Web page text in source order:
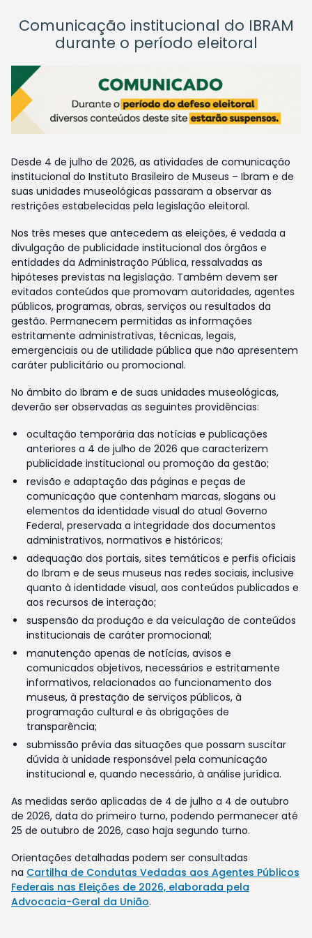
Comunicação institucional do IBRAM
durante o período eleitoral
Desde 4 de julho de 2026, as atividades de comunicação
institucional do Instituto Brasileiro de Museus – Ibram e de
suas unidades museológicas passaram a observar as
restrições estabelecidas pela legislação eleitoral.
Nos três meses que antecedem as eleições, é vedada a
divulgação de publicidade institucional dos órgãos e
entidades da Administração Pública, ressalvadas as
hipóteses previstas na legislação. Também devem ser
evitados conteúdos que promovam autoridades, agentes
públicos, programas, obras, serviços ou resultados da
gestão. Permanecem permitidas as informações
estritamente administrativas, técnicas, legais,
emergenciais ou de utilidade pública que não apresentem
caráter publicitário ou promocional.
No âmbito do Ibram e de suas unidades museológicas,
deverão ser observadas as seguintes providências:
ocultação temporária das notícias e publicações
anteriores a 4 de julho de 2026 que caracterizem
publicidade institucional ou promoção da gestão;
revisão e adaptação das páginas e peças de
comunicação que contenham marcas, slogans ou
elementos da identidade visual do atual Governo
Federal, preservada a integridade dos documentos
administrativos, normativos e históricos;
adequação dos portais, sites temáticos e perfis oficiais
do Ibram e de seus museus nas redes sociais, inclusive
quanto à identidade visual, aos conteúdos publicados e
aos recursos de interação;
suspensão da produção e da veiculação de conteúdos
institucionais de caráter promocional;
manutenção apenas de notícias, avisos e
comunicados objetivos, necessários e estritamente
informativos, relacionados ao funcionamento dos
museus, à prestação de serviços públicos, à
programação cultural e às obrigações de
transparência;
submissão prévia das situações que possam suscitar
dúvida à unidade responsável pela comunicação
institucional e, quando necessário, à análise jurídica.
As medidas serão aplicadas de 4 de julho a 4 de outubro
de 2026, data do primeiro turno, podendo permanecer até
25 de outubro de 2026, caso haja segundo turno.
Orientações detalhadas podem ser consultadas
na Cartilha de Condutas Vedadas aos Agentes Públicos
Federais nas Eleições de 2026, elaborada pela
Advocacia-Geral da União.